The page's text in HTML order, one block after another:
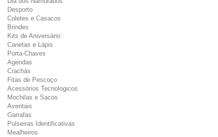
Desporto
Coletes e Casacos
Brindes
Kits de Aniversário
Canetas e Lápis
Porta-Chaves
Agendas
Crachás
Fitas de Pescoço
Acessórios Tecnologicos
Mochilas e Sacos
Aventais
Garrafas
Pulseiras Identificativas
Mealheiros